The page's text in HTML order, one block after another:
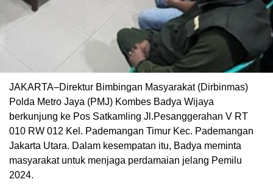
JAKARTA–Direktur Bimbingan Masyarakat (Dirbinmas)
Polda Metro Jaya (PMJ) Kombes Badya Wijaya
berkunjung ke Pos Satkamling Jl.Pesanggerahan V RT
010 RW 012 Kel. Pademangan Timur Kec. Pademangan
Jakarta Utara. Dalam kesempatan itu, Badya meminta
masyarakat untuk menjaga perdamaian jelang Pemilu
2024.